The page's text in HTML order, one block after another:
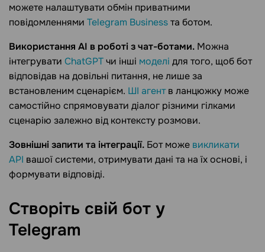
можете налаштувати обмін приватними
повідомленнями Telegram Businessта ботом.
Використання AI в роботі з чат-ботами. Можна
інтегрувати ChatGPTчи інші моделі для того, щоб бот
відповідав на довільні питання, не лише за
встановленим сценарієм. ШІ агентв ланцюжку може
самостійно спрямовувати діалог різними гілками
сценарію залежно від контексту розмови.
Зовнішні запити та інтеграції. Бот може викликати
API вашої системи, отримувати дані та на їх основі, і
формувати відповіді.
Створіть свій бот у
Telegram